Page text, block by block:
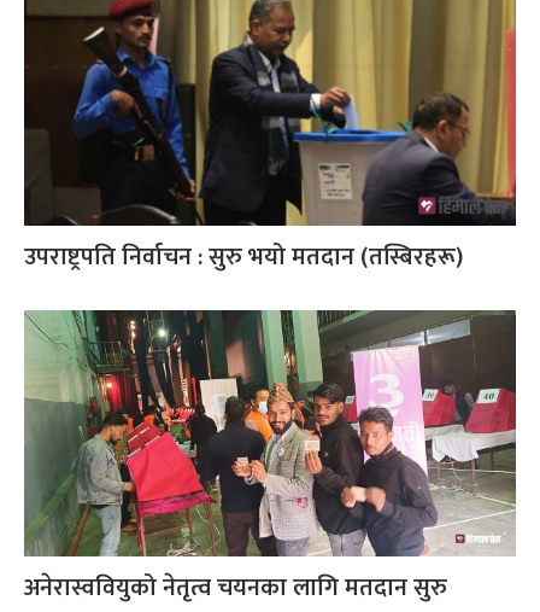
उपराष्ट्रपति निर्वाचन : सुरु भयो मतदान (तस्बिरहरू)
अनेरास्ववियुको नेतृत्व चयनका लागि मतदान सुरु